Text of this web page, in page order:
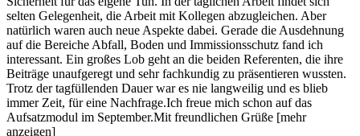
selten Gelegenheit, die Arbeit mit Kollegen abzugleichen. Aber
natürlich waren auch neue Aspekte dabei. Gerade die Ausdehnung
auf die Bereiche Abfall, Boden und Immissionsschutz fand ich
interessant. Ein großes Lob geht an die beiden Referenten, die ihre
Beiträge unaufgeregt und sehr fachkundig zu präsentieren wussten.
Trotz der tagfüllenden Dauer war es nie langweilig und es blieb
immer Zeit, für eine Nachfrage.Ich freue mich schon auf das
Aufsatzmodul im September.Mit freundlichen Grüße [mehr
anzeigen]